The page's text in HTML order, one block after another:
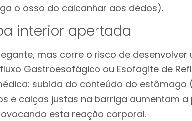
o osso do calcanhar aos dedos).
interior apertada
mas corre o risco de desenvolver
Gastroesofágico ou Esofagite de
subida do conteúdo do estômago
e calças justas na barriga aumentam a
esta reação corporal.